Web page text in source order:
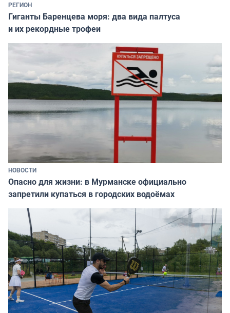
РЕГИОН
Гиганты Баренцева моря: два вида палтуса
и их рекордные трофеи
НОВОСТИ
Опасно для жизни: в Мурманске официально
запретили купаться в городских водоёмах